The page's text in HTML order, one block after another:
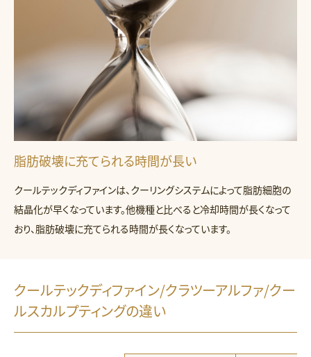
脂肪破壊に充てられる時間が長い
クールテックディファインは、クーリングシステムによって脂肪細胞の
結晶化が早くなっています。他機種と比べると冷却時間が長くなって
おり、脂肪破壊に充てられる時間が長くなっています。
クールテックディファイン/クラツーアルファ/クー
ルスカルプティングの違い